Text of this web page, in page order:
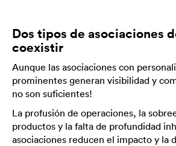
Dos tipos de asociaciones
coexistir
Aunque las asociaciones con
prominentes generan visibilidad y
no son suficientes!
La profusión de operaciones, la
productos y la falta de profundidad
asociaciones reducen el impacto y la